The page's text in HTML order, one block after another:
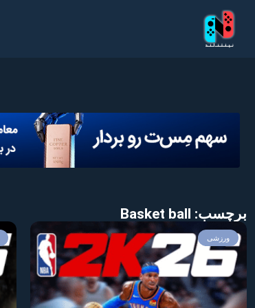
برچسب: Basket ball
ورزشی